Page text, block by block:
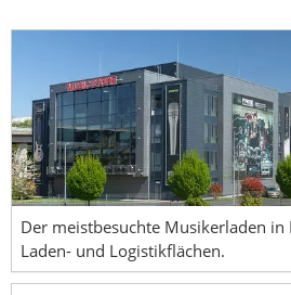
Der meistbesuchte Musikerladen in
Laden- und Logistikflächen.